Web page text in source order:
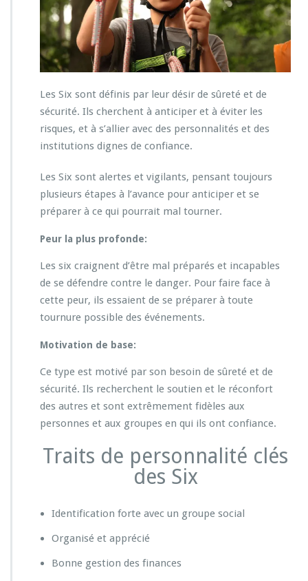
Les Six sont définis par leur désir de sûreté et de
sécurité. Ils cherchent à anticiper et à éviter les
risques, et à s’allier avec des personnalités et des
institutions dignes de confiance.
Les Six sont alertes et vigilants, pensant toujours
plusieurs étapes à l’avance pour anticiper et se
préparer à ce qui pourrait mal tourner.
Peur la plus profonde:
Les six craignent d’être mal préparés et incapables
de se défendre contre le danger. Pour faire face à
cette peur, ils essaient de se préparer à toute
tournure possible des événements.
Motivation de base:
Ce type est motivé par son besoin de sûreté et de
sécurité. Ils recherchent le soutien et le réconfort
des autres et sont extrêmement fidèles aux
personnes et aux groupes en qui ils ont confiance.
Traits de personnalité clés
des Six
Identification forte avec un groupe social
Organisé et apprécié
Bonne gestion des finances